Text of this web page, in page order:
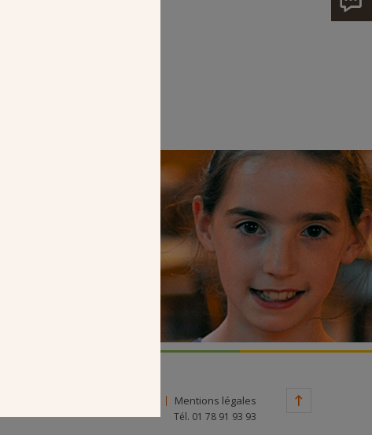
Mentions légales
Tél. 01 78 91 93 93